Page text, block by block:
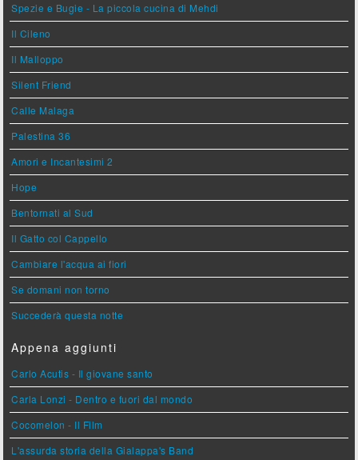
Spezie e Bugie - La piccola cucina di Mehdi
Il Cileno
Il Malloppo
Silent Friend
Calle Malaga
Palestina 36
Amori e Incantesimi 2
Hope
Bentornati al Sud
Il Gatto col Cappello
Cambiare l'acqua ai fiori
Se domani non torno
Succederà questa notte
Appena aggiunti
Carlo Acutis - Il giovane santo
Carla Lonzi - Dentro e fuori dal mondo
Cocomelon - Il Film
L'assurda storia della Gialappa's Band